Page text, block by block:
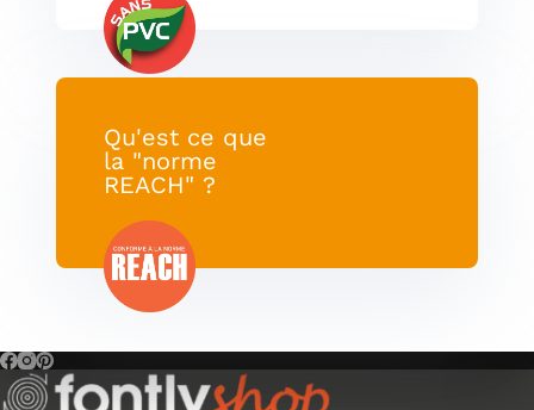
Qu'est ce que
la "norme
REACH" ?